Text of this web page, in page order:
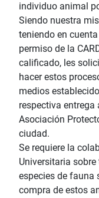
individuo animal
Siendo nuestra
teniendo en
permiso de la
calificado, les
hacer estos
medios
respectiva
Asociación
ciudad.
Se requiere la
Universitaria
especies de fauna
compra de estos